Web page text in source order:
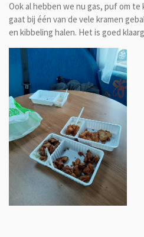
Ook al hebben we nu gas, puf om
gaat bij één van de vele kramen
en kibbeling halen. Het is goed